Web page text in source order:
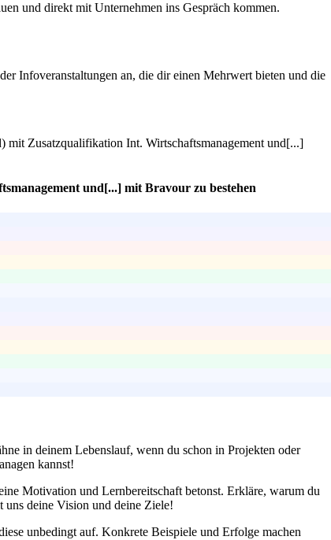
und direkt mit Unternehmen ins Gespräch kommen.
Infoveranstaltungen an, die dir einen Mehrwert bieten und die
mit Zusatzqualifikation Int. Wirtschaftsmanagement und[...]
und[...] mit Bravour zu bestehen
in deinem Lebenslauf, wenn du schon in Projekten oder
kannst!
Motivation und Lernbereitschaft betonst. Erkläre, warum du
uns deine Vision und deine Ziele!
unbedingt auf. Konkrete Beispiele und Erfolge machen